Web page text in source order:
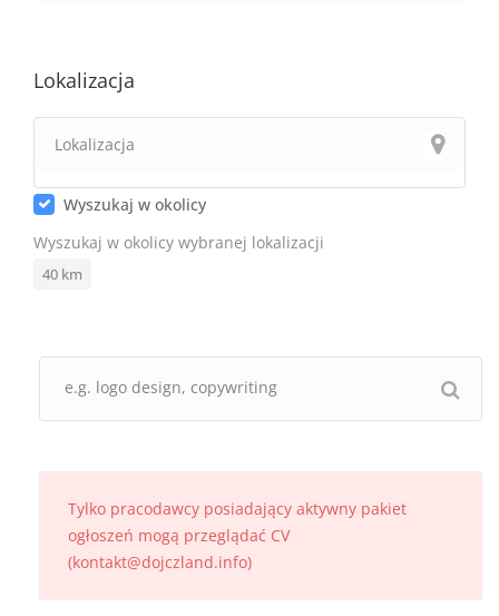
Lokalizacja
Wyszukaj w okolicy
Wyszukaj w okolicy wybranej lokalizacji
40 km
Tylko pracodawcy posiadający aktywny pakiet
ogłoszeń mogą przeglądać CV
(kontakt@dojczland.info)